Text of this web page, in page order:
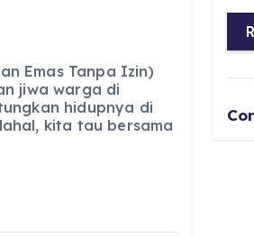
Emas Tanpa Izin)
jiwa warga di
hidupnya di
kita tau bersama